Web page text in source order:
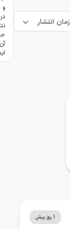
زمان انتشار
و
1 روز پیش